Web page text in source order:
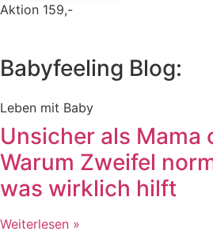
Aktion 159,-
Babyfeeling Blog:
Leben mit Baby
Unsicher als Mama
Warum Zweifel
was wirklich hilft
Weiterlesen »